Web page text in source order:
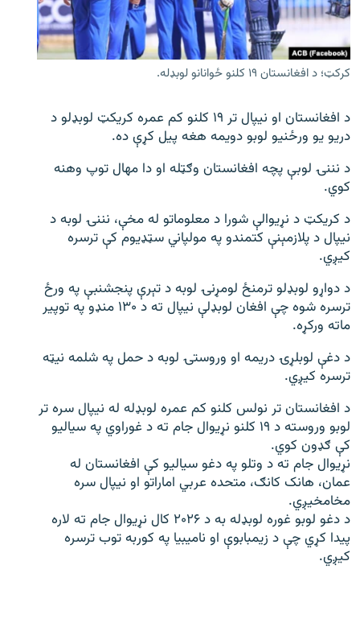
اړیکه
دري پاڼه
Azadi English
راسره ملګري شئ
کرکټ؛ د افغانستان ۱۹ کلنو ځوانانو لوبډله.
د افغانستان او نیپال تر ۱۹ کلنو کم عمره کریکټ لوبډلو د
دریو یو ورځنیو لوبو دویمه هغه پيل کړې ده.
د نننۍ لوبې پچه افغانستان وګټله او دا مهال توپ وهنه
کوي.
د کریکټ د نړیوالې شورا د معلوماتو له مخې، نننۍ لوبه د
نیپال د پلازمېنې کتمندو په مولپاني سټډیوم کې ترسره
کیږي.
د دواړو لوبډلو ترمنځ لومړنۍ لوبه د تېرې پنجشنبې په ورځ
ترسره شوه چې افغان لوبډلې نیپال ته د ۱۳۰ منډو په توپير
ماته ورکړه.
د دغې لوبلړۍ دریمه او وروستۍ لوبه د حمل په شلمه نیټه
ترسره کیږي.
د افغانستان تر نولس کلنو کم عمره لوبډله له نیپال سره تر
لوبو وروسته د ۱۹ کلنو نړیوال جام ته د غوراوي په سیالیو
کې ګډون کوي.
نړیوال جام ته د وتلو په دغو سیالیو کې افغانستان له
عمان، هانک کانګ، متحده عربي اماراتو او نیپال سره
مخامخیږي.
د دغو لوبو غوره لوبډله به د ۲۰۲۶ کال نړیوال جام ته لاره
پیدا کړي چې د زیمبابوې او نامیبیا په کوربه توب ترسره
کیږي.